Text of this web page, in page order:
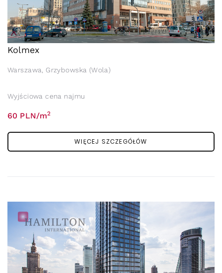
Kolmex
Warszawa, Grzybowska (Wola)
Wyjściowa cena najmu
60 PLN/m2
WIĘCEJ SZCZEGÓŁÓW